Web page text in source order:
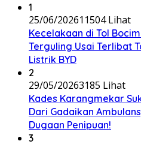
1
25/06/202611504 Lihat
Kecelakaan di Tol
Terguling Usai Terlibat
Listrik BYD
2
29/05/20263185 Lihat
Kades Karangmekar
Dari Gadaikan
Dugaan Penipuan!
3